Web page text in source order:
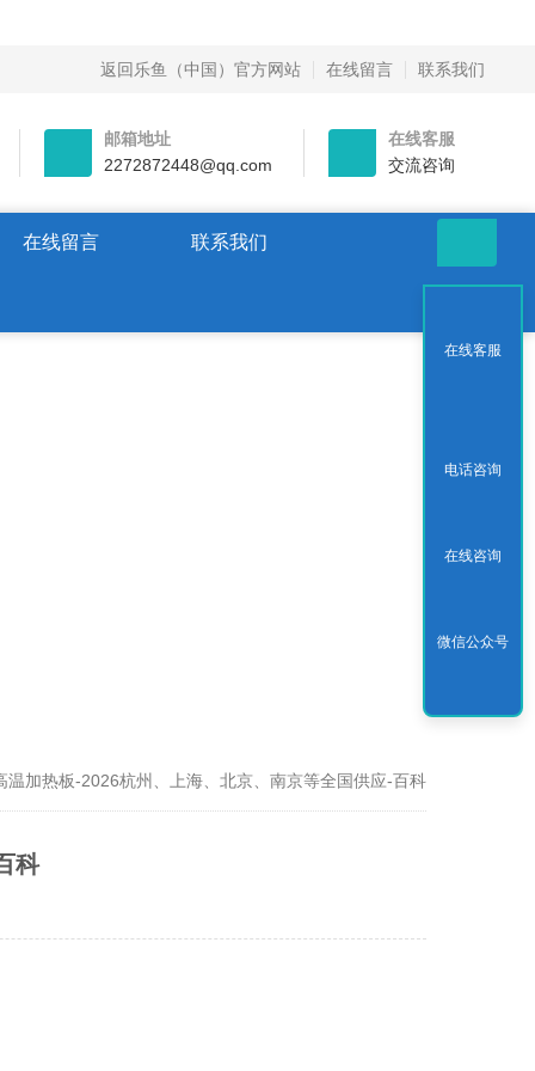
返回乐鱼（中国）官方网站 在线留言 联系我们
邮箱地址
2272872448@qq.com
在线客服
交流咨询
在线留言 联系我们
温加热板-2026杭州、上海、北京、南京等全国供应-百科
科
在线客服
电话咨询
在线咨询
微信公众号